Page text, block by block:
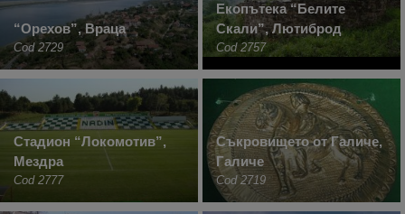
“Орехов”, Враца
Cod 2729
Екопътека “Белите
Скали”, Лютиброд
Cod 2757
Стадион “Локомотив”,
Мездра
Cod 2777
Съкровището от Галиче,
Галиче
Cod 2719